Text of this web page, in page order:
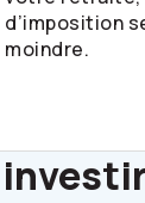
d’imposition
moindre.